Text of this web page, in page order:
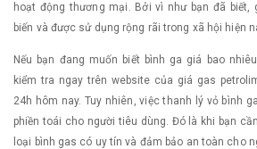
hoạt động thương mại. Bởi vì như bạn đã biết,
biến và được sử dụng rộng rãi trong xã hội hiện
Nếu bạn đang muốn biết bình ga giá bao
kiểm tra ngay trên website của giá gas
24h hôm nay. Tuy nhiên, việc thanh lý vỏ bình
phiền toái cho người tiêu dùng. Đó là khi bạn
loại bình gas có uy tín và đảm bảo an toàn cho